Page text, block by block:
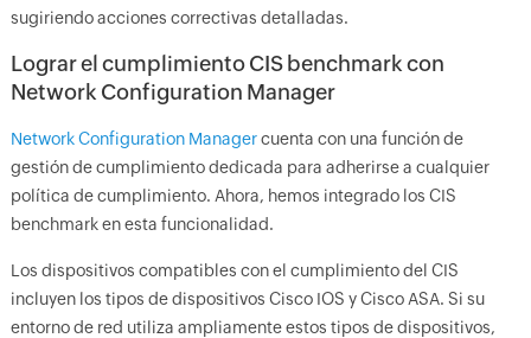
sugiriendo acciones correctivas detalladas.
Lograr el cumplimiento CIS benchmark con
Network Configuration Manager
Network Configuration Managercuenta con una función de
gestión de cumplimiento dedicada para adherirse a cualquier
política de cumplimiento. Ahora, hemos integrado los CIS
benchmark en esta funcionalidad.
Los dispositivos compatibles con el cumplimiento del CIS
incluyen los tipos de dispositivos Cisco IOS y Cisco ASA. Si su
entorno de red utiliza ampliamente estos tipos de dispositivos,